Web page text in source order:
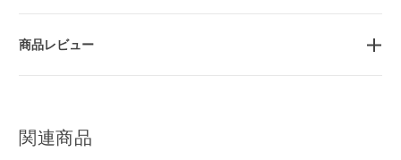
商品レビュー
関連商品